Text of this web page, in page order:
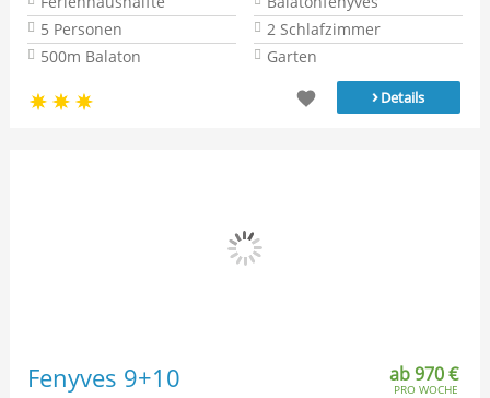
5 Personen
2 Schlafzimmer
500m Balaton
Garten
›Details
Fenyves 9+10 ab 970 €
PRO WOCHE